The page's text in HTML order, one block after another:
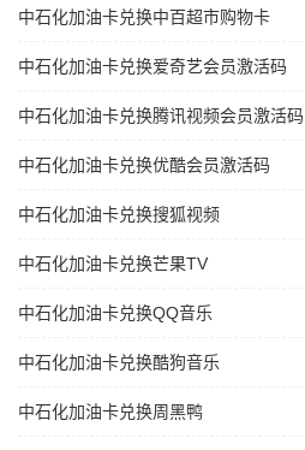
中石化加油卡兑换中百超市购物卡
中石化加油卡兑换爱奇艺会员激活码
中石化加油卡兑换腾讯视频会员激活码
中石化加油卡兑换优酷会员激活码
中石化加油卡兑换搜狐视频
中石化加油卡兑换芒果TV
中石化加油卡兑换QQ音乐
中石化加油卡兑换酷狗音乐
中石化加油卡兑换周黑鸭